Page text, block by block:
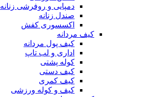
دمپایی و روفرشی زنانه
صندل زنانه
اکسسوری کفش
کیف مردانه
کیف پول مردانه
اداری و لب تاپ
کوله پشتی
کیف دستی
کیف کمری
کیف و کوله ورزشی